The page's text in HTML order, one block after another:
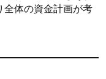
全体の資金計画が考